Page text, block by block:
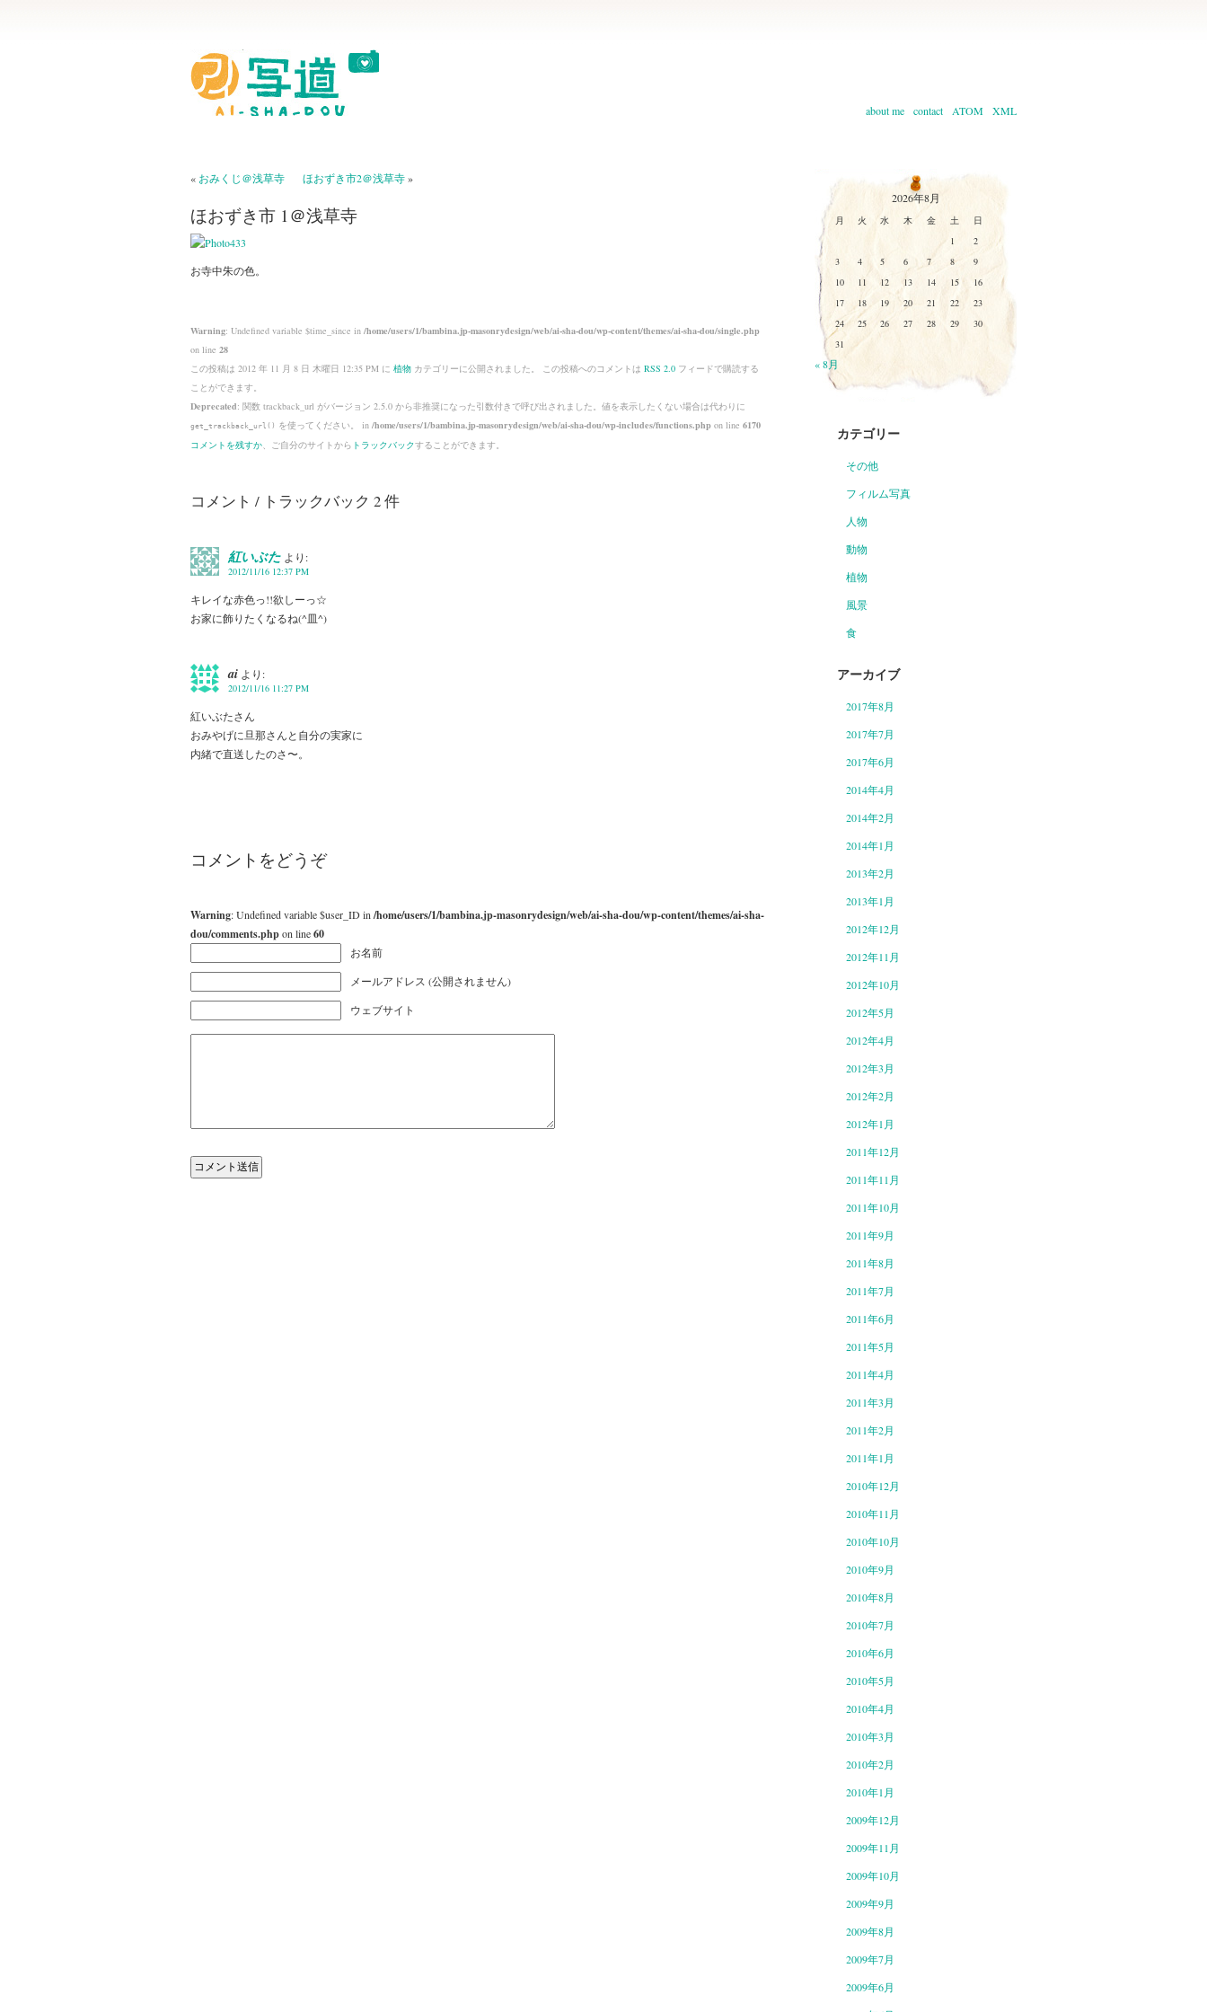
about me contact ATOM XML
« おみくじ＠浅草寺 ほおずき市2＠浅草寺»
ほおずき市 1＠浅草寺
お寺中朱の色。
Warning: Undefined variable $time_since in /home/users/1/bambina.jp-masonrydesign/web/ai-sha-dou/wp-content/themes/ai-sha-dou/single.php
on line 28
この投稿は 2012 年 11 月 8 日 木曜日 12:35 PM に 植物 カテゴリーに公開されました。 この投稿へのコメントは RSS 2.0 フィードで購読する
ことができます。
Deprecated: 関数 trackback_url がバージョン 2.5.0 から非推奨になった引数付きで呼び出されました。値を表示したくない場合は代わりに
get_trackback_url() を使ってください。 in /home/users/1/bambina.jp-masonrydesign/web/ai-sha-dou/wp-includes/functions.php on line 6170
コメントを残すか、ご自分のサイトから トラックバックすることができます。
コメント / トラックバック 2 件
紅いぶた より:
2012/11/16 12:37 PM
キレイな赤色っ!!欲しーっ☆
お家に飾りたくなるね(^皿^)
ai より:
2012/11/16 11:27 PM
紅いぶたさん
おみやげに旦那さんと自分の実家に
内緒で直送したのさ〜。
コメントをどうぞ
Warning: Undefined variable $user_ID in /home/users/1/bambina.jp-masonrydesign/web/ai-sha-dou/wp-content/themes/ai-sha-
dou/comments.phpon line60
お名前
メールアドレス (公開されません)
ウェブサイト
2026年8月
月 火 水 木 金 土
日
1
2
3
4 5 6 7 8
9
10
11 12 13 14 15
16
17
18 19 20 21 22
23
24
25 26 27 28 29
30
31
« 8月
カテゴリー
その他
フィルム写真
人物
動物
植物
風景
食
アーカイブ
2017年8月
2017年7月
2017年6月
2014年4月
2014年2月
2014年1月
2013年2月
2013年1月
2012年12月
2012年11月
2012年10月
2012年5月
2012年4月
2012年3月
2012年2月
2012年1月
2011年12月
2011年11月
2011年10月
2011年9月
2011年8月
2011年7月
2011年6月
2011年5月
2011年4月
2011年3月
2011年2月
2011年1月
2010年12月
2010年11月
2010年10月
2010年9月
2010年8月
2010年7月
2010年6月
2010年5月
2010年4月
2010年3月
2010年2月
2010年1月
2009年12月
2009年11月
2009年10月
2009年9月
2009年8月
2009年7月
2009年6月